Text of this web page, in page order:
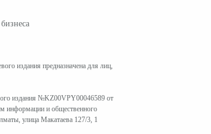
издания предназначена для лиц,
издания №KZ00VPY00046589 от
информации и общественного
улица Макатаева 127/3, 1